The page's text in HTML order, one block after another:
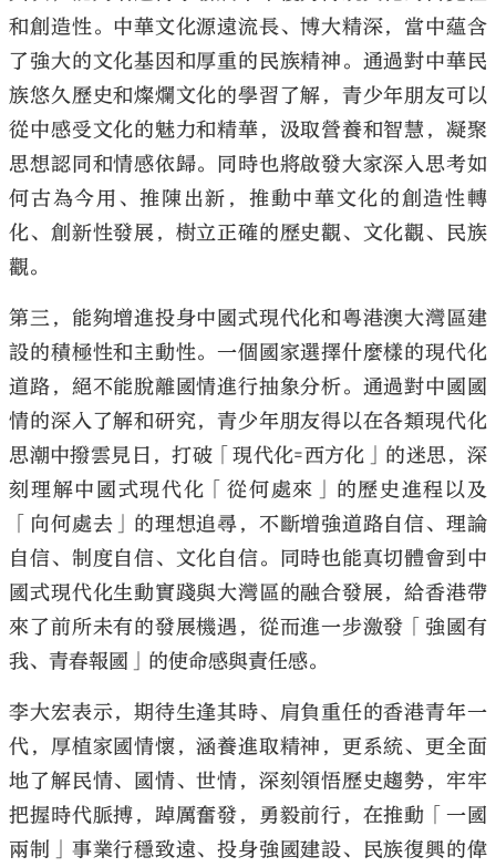
和創造性。中華文化源遠流長、博大精深，當中蘊含
了強大的文化基因和厚重的民族精神。通過對中華民
族悠久歷史和燦爛文化的學習了解，青少年朋友可以
從中感受文化的魅力和精華，汲取營養和智慧，凝聚
思想認同和情感依歸。同時也將啟發大家深入思考如
何古為今用、推陳出新，推動中華文化的創造性轉
化、創新性發展，樹立正確的歷史觀、文化觀、民族
觀。
第三，能夠增進投身中國式現代化和粵港澳大灣區建
設的積極性和主動性。一個國家選擇什麼樣的現代化
道路，絕不能脫離國情進行抽象分析。通過對中國國
情的深入了解和研究，青少年朋友得以在各類現代化
思潮中撥雲見日，打破「現代化=西方化」的迷思，深
刻理解中國式現代化「從何處來」的歷史進程以及
「向何處去」的理想追尋，不斷增強道路自信、理論
自信、制度自信、文化自信。同時也能真切體會到中
國式現代化生動實踐與大灣區的融合發展，給香港帶
來了前所未有的發展機遇，從而進一步激發「強國有
我、青春報國」的使命感與責任感。
李大宏表示，期待生逢其時、肩負重任的香港青年一
代，厚植家國情懷，涵養進取精神，更系統、更全面
地了解民情、國情、世情，深刻領悟歷史趨勢，牢牢
把握時代脈搏，踔厲奮發，勇毅前行，在推動「一國
兩制」事業行穩致遠、投身強國建設、民族復興的偉